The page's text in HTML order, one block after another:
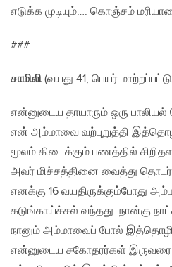
எடுக்க முடியும்…. கொஞ்சம்
###
சாமிலி (வயது 41, பெயர்
என்னுடைய தாயாரும் ஒரு
என் அம்மாவை வற்புறுத்தி
மூலம் கிடைக்கும் பணத்தில்
அவர் மிச்சத்தினை வைத்து
எனக்கு 16 வயதிருக்கும்போது
கடுங்காய்ச்சல் வந்தது. நான்கு
நானும் அம்மாவைப் போல்
என்னுடைய சகோதரர்கள் இருவரை